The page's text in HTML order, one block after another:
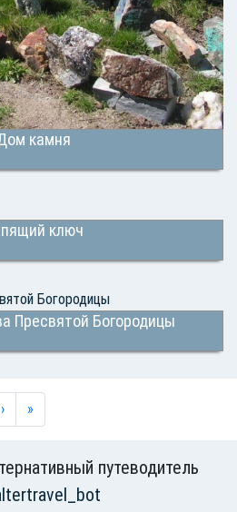
камня
ключ
Пресвятой Богородицы
› »
путеводитель